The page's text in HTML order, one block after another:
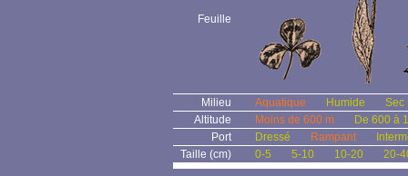
Feuille
Milieu Aquatique Humide
Sec
Altitude
Moins de 600 m
De 600 à
Port
Dressé Rampant
Taille (cm)
0-5 5-10 10-20 20-